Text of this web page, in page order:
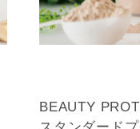
BEAUTY